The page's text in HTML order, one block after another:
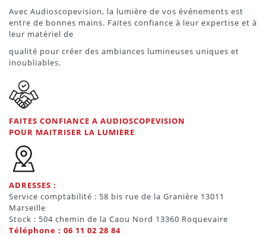
Avec Audioscopevision, la lumière de vos événements est
entre de bonnes mains. Faites confiance à leur expertise et à
leur matériel de
qualité pour créer des ambiances lumineuses uniques et
inoubliables.
FAITES CONFIANCE A AUDIOSCOPEVISION
POUR MAITRISER LA LUMIERE
ADRESSES :
Service comptabilité : 58 bis rue de la Granière 13011
Marseille
Stock : 504 chemin de la Caou Nord 13360 Roquevaire
Téléphone : 06 11 02 28 84